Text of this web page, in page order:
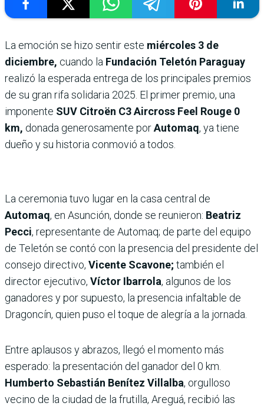
La emoción se hizo sentir este miércoles 3 de
diciembre, cuando la Fundación Teletón Paraguay
realizó la esperada entrega de los principales premios
de su gran rifa solidaria 2025. El primer premio, una
imponente SUV Citroën C3 Aircross Feel Rouge 0
km, donada generosamente porAutomaq, ya tiene
dueño y su historia conmovió a todos.
La ceremonia tuvo lugar en la casa central de
Automaq, en Asunción, donde se reunieron: Beatriz
Pecci, representante de Automaq; de parte del equipo
de Teletón se contó con la presencia del presidente del
consejo directivo, Vicente Scavone; también el
director ejecutivo, Víctor Ibarrola, algunos de los
ganadores y por supuesto, la presencia infaltable de
Dragoncín, quien puso el toque de alegría a la jornada.
Entre aplausos y abrazos, llegó el momento más
esperado: la presentación del ganador del 0 km.
Humberto Sebastián Benítez Villalba, orgulloso
vecino de la ciudad de la frutilla, Areguá, recibió las